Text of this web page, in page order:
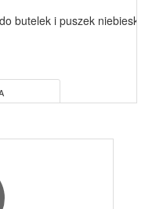
butelek i puszek niebieski